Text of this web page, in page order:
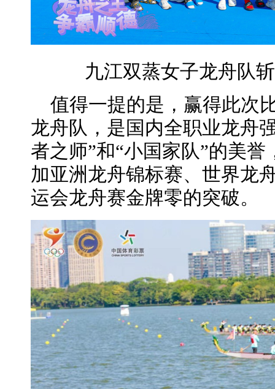
九江双蒸女子龙舟队
值得一提的是，赢得此次
龙舟队，是国内全职业龙舟
者之师”和“小国家队”的美
加亚洲龙舟锦标赛、世界龙
运会龙舟赛金牌零的突破。